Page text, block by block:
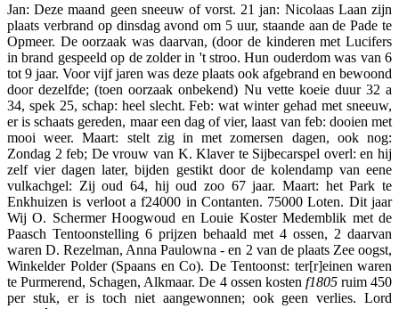
Jan: Deze maand geen sneeuw of vorst. 21 jan: Nicolaas Laan zijn
plaats verbrand op dinsdag avond om 5 uur, staande aan de Pade te
Opmeer. De oorzaak was daarvan, (door de kinderen met Lucifers
in brand gespeeld op de zolder in 't stroo. Hun ouderdom was van 6
tot 9 jaar. Voor vijf jaren was deze plaats ook afgebrand en bewoond
door dezelfde; (toen oorzaak onbekend) Nu vette koeie duur 32 a
34, spek 25, schap: heel slecht. Feb: wat winter gehad met sneeuw,
er is schaats gereden, maar een dag of vier, laast van feb: dooien met
mooi weer. Maart: stelt zig in met zomersen dagen, ook nog:
Zondag 2 feb; De vrouw van K. Klaver te Sijbecarspel overl: en hij
zelf vier dagen later, bijden gestikt door de kolendamp van eene
vulkachgel: Zij oud 64, hij oud zoo 67 jaar. Maart: het Park te
Enkhuizen is verloot a f24000 in Contanten. 75000 Loten. Dit jaar
Wij O. Schermer Hoogwoud en Louie Koster Medemblik met de
Paasch Tentoonstelling 6 prijzen behaald met 4 ossen, 2 daarvan
waren D. Rezelman, Anna Paulowna - en 2 van de plaats Zee oogst,
Winkelder Polder (Spaans en Co). De Tentoonst: ter[r]einen waren
te Purmerend, Schagen, Alkmaar. De 4 ossen kosten f1805 ruim 450
per stuk, er is toch niet aangewonnen; ook geen verlies. Lord